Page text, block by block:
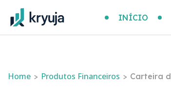
INÍCIO
Home > Produtos Financeiros > Carteira